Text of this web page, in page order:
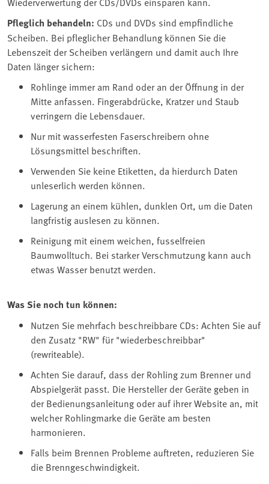
Pfleglich behandeln: CDs und DVDs sind empfindliche
Scheiben. Bei pfleglicher Behandlung können Sie die
Lebenszeit der Scheiben verlängern und damit auch Ihre
Daten länger sichern:
Rohlinge immer am Rand oder an der Öffnung in der
Mitte anfassen. Fingerabdrücke, Kratzer und Staub
verringern die Lebensdauer.
Nur mit wasserfesten Faserschreibern ohne
Lösungsmittel beschriften.
Verwenden Sie keine Etiketten, da hierdurch Daten
unleserlich werden können.
Lagerung an einem kühlen, dunklen Ort, um die Daten
langfristig auslesen zu können.
Reinigung mit einem weichen, fusselfreien
Baumwolltuch. Bei starker Verschmutzung kann auch
etwas Wasser benutzt werden.
Was Sie noch tun können:
Nutzen Sie mehrfach beschreibbare CDs: Achten Sie auf
den Zusatz "RW" für "wiederbeschreibbar"
(rewriteable).
Achten Sie darauf, dass der Rohling zum Brenner und
Abspielgerät passt. Die Hersteller der Geräte geben in
der Bedienungsanleitung oder auf ihrer Website an, mit
welcher Rohlingmarke die Geräte am besten
harmonieren.
Falls beim Brennen Probleme auftreten, reduzieren Sie
die Brenngeschwindigkeit.